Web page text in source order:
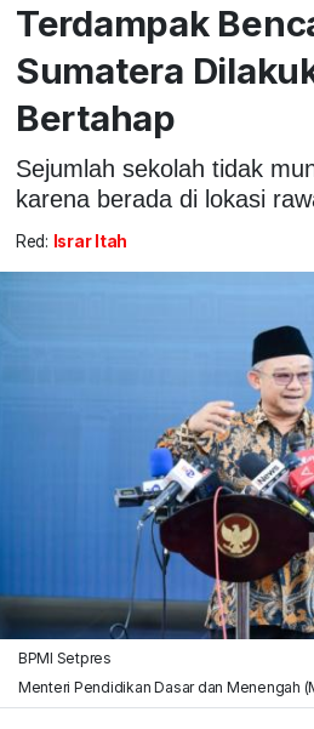
Terdampak
Sumatera
Bertahap
Sejumlah sekolah tidak
karena berada di lokasi
Red: Israr Itah
BPMI Setpres
Menteri Pendidikan Dasar dan Menengah